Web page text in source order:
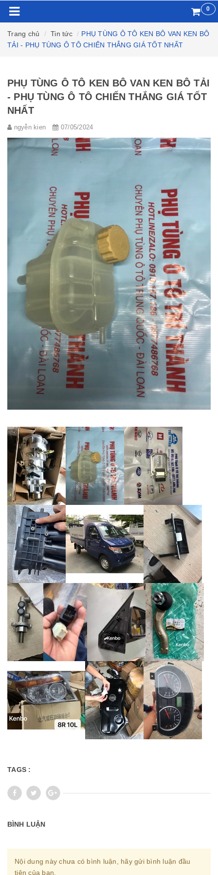
0
Trang chủ Tin tức
PHỤ TÙNG Ô TÔ KEN BÔ VAN KEN BÔ
TẢI - PHỤ TÙNG Ô TÔ CHIẾN THẮNG GIÁ TỐT NHẤT
PHỤ TÙNG Ô TÔ KEN BÔ VAN KEN BÔ TẢI
- PHỤ TÙNG Ô TÔ CHIẾN THẮNG GIÁ TỐT
NHẤT
ngyễn kien 07/05/2024
TAGS :
BÌNH LUẬN
Nội dung này chưa có bình luận, hãy gửi bình luận đầu
tiên của bạn.